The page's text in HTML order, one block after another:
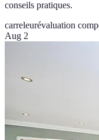
conseils pratiques.
carreleurévaluation
Aug 2